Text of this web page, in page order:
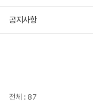
공지사항
전체 : 87